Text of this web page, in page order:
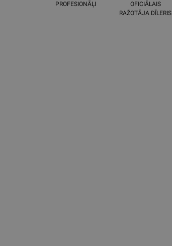
PROFESIONĀĻI
OFICIĀLAIS
RAŽOTĀJA DĪLERIS